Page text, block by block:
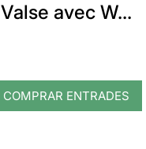
Valse avec W...
COMPRAR ENTRADES